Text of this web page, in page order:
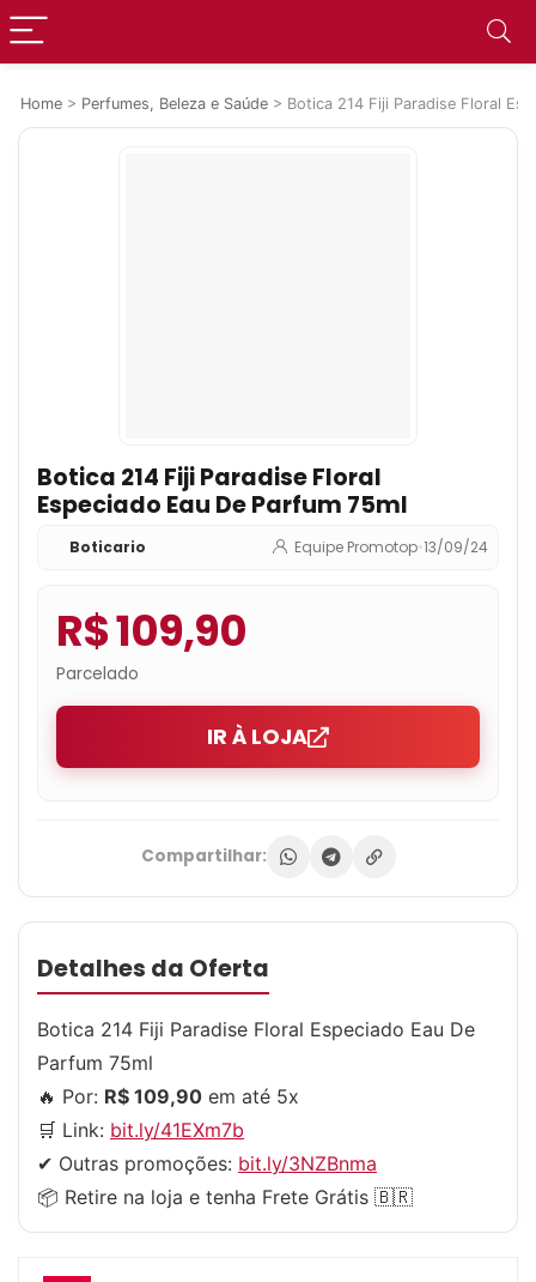
Home > Perfumes, Beleza e Saúde > Botica 214 Fiji Paradise Floral
Botica 214 Fiji Paradise Floral
Especiado Eau De Parfum 75ml
Boticario Equipe Promotop•13/09/24
R$ 109,90
Parcelado
IR À LOJA
Compartilhar:
Detalhes da Oferta
Botica 214 Fiji Paradise Floral Especiado Eau De
Parfum 75ml
🔥 Por: R$ 109,90 em até 5x
🛒 Link: bit.ly/41EXm7b
✔ Outras promoções: bit.ly/3NZBnma
📦 Retire na loja e tenha Frete Grátis 🇧🇷